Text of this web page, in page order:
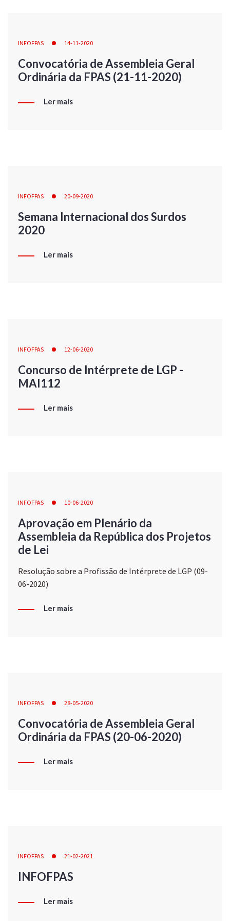
INFOFPAS 14-11-2020
Convocatória de Assembleia Geral
Ordinária da FPAS (21-11-2020)
Ler mais
INFOFPAS 20-09-2020
Semana Internacional dos Surdos
2020
Ler mais
INFOFPAS 12-06-2020
Concurso de Intérprete de LGP -
MAI112
Ler mais
INFOFPAS 10-06-2020
Aprovação em Plenário da
Assembleia da República dos Projetos
de Lei
Resolução sobre a Profissão de Intérprete de LGP (09-
06-2020)
Ler mais
INFOFPAS 28-05-2020
Convocatória de Assembleia Geral
Ordinária da FPAS (20-06-2020)
Ler mais
INFOFPAS 21-02-2021
INFOFPAS
Ler mais